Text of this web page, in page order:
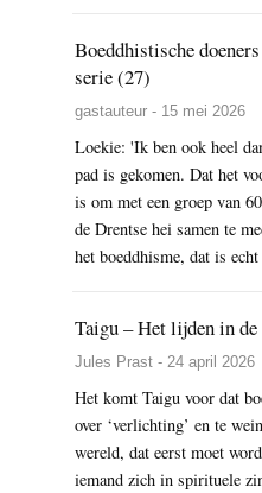
Boeddhistische
serie (27)
gastauteur - 15 mei 2026
Loekie: 'Ik ben ook heel
pad is gekomen. Dat het
is om met een groep van
de Drentse hei samen te
het boeddhisme, dat is echt
Taigu – Het lijden in
Jules Prast - 24 april 2026
Het komt Taigu voor dat
over ‘verlichting’ en te
wereld, dat eerst moet
iemand zich in spirituele